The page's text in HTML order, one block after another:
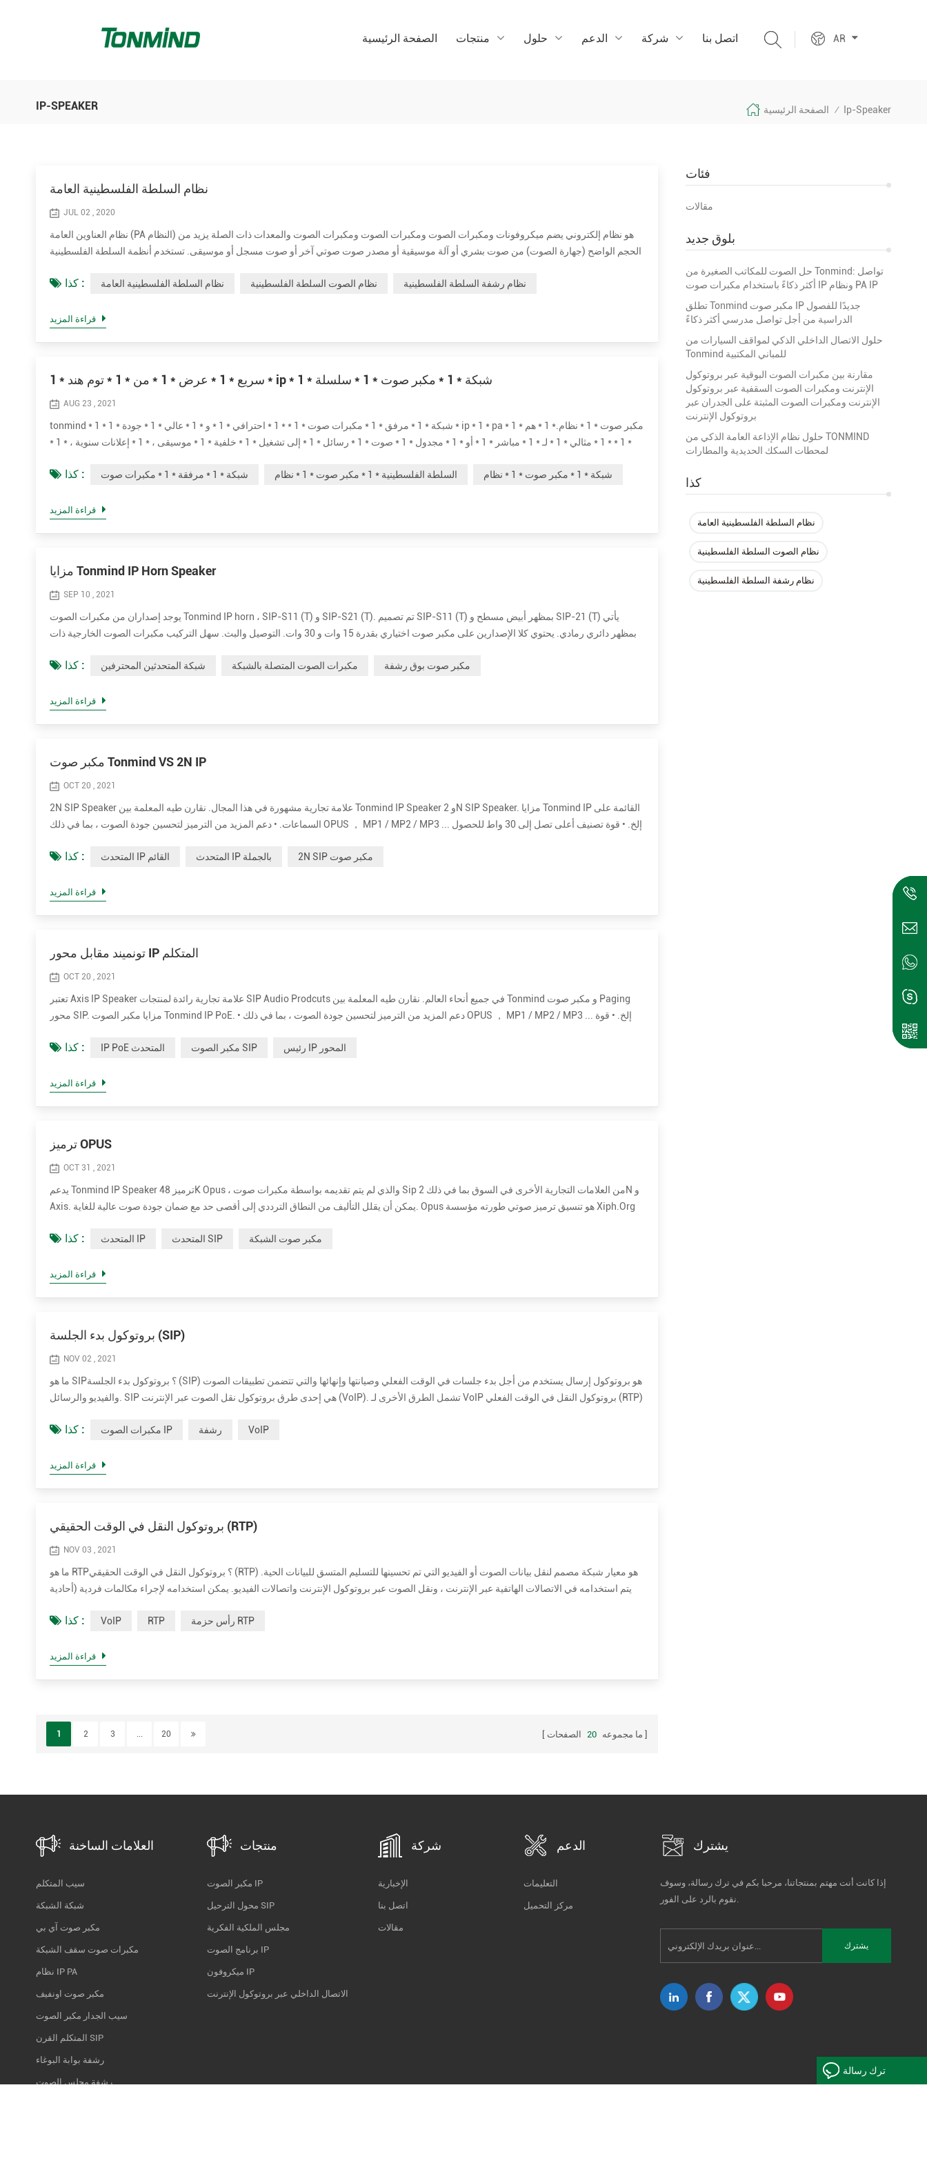
AR الصفحة الرئيسية منتجات حلول الدعم شركة اتصل بنا
IP-SPEAKER الصفحة الرئيسية / Ip-Speaker
فئات
مقالات
بلوق جديد
حل الصوت للمكاتب الصغيرة من Tonmind: تواصل
أكثر ذكاءً باستخدام مكبرات صوت IP ونظام PA IP
تطلق Tonmind مكبر صوت IP جديدًا للفصول
الدراسية من أجل تواصل مدرسي أكثر ذكاءً
حلول الاتصال الداخلي الذكي لمواقف السيارات من
Tonmind للمباني المكتبية
مقارنة بين مكبرات الصوت البوقية عبر بروتوكول
الإنترنت ومكبرات الصوت السقفية عبر بروتوكول
الإنترنت ومكبرات الصوت المثبتة على الجدران عبر
بروتوكول الإنترنت
حلول نظام الإذاعة العامة الذكي من TONMIND
لمحطات السكك الحديدية والمطارات
كذا
نظام السلطة الفلسطينية العامة
نظام الصوت السلطة الفلسطينية
نظام رشفة السلطة الفلسطينية
نظام السلطة الفلسطينية العامة
JUL 02 , 2020
نظام العناوين العامة (PA النظام) هو نظام إلكتروني يضم ميكروفونات ومكبرات الصوت ومكبرات الصوت ومكبرات الصوت والمعدات ذات الصلة يزيد من
الحجم الواضح (جهارة الصوت) من صوت بشري أو آلة موسيقية أو مصدر صوت صوتي آخر أو صوت مسجل أو موسيقى. تستخدم أنظمة السلطة الفلسطينية
كذا : نظام السلطة الفلسطينية العامة نظام الصوت السلطة الفلسطينية نظام رشفة السلطة الفلسطينية
قراءة المزيد
سريع * 1 * عرض * 1 * من * 1 * توم هند * 1 * ip * 1 * شبكة * 1 * مكبر صوت * 1 * سلسلة
AUG 23 , 2021
tonmind * 1 * شبكة * 1 * مرفق * 1 * مكبرات صوت * 1 * * 1 * احترافي * 1 * و * 1 * عالي * 1 * جودة * 1 * ip * 1 * pa * 1 * مكبر صوت * 1 * نظام.* 1 * هم
* 1 * * 1 * مثالي * 1 * لـ * 1 * مباشر * 1 * أو * 1 * مجدول * 1 * صوت * 1 * رسائل * 1 * إلى تشغيل * 1 * خلفية * 1 * موسيقى ، * 1 * إعلانات سنوية ، * 1 *
كذا : شبكة * 1 * مرفقة * 1 * مكبرات صوت السلطة الفلسطينية * 1 * مكبر صوت * 1 * نظام شبكة * 1 * مكبر صوت * 1 * نظام
قراءة المزيد
مزايا Tonmind IP Horn Speaker
SEP 10 , 2021
يوجد إصداران من مكبرات الصوت Tonmind IP horn ، SIP-S11 (T) و SIP-S21 (T). تم تصميم SIP-S11 (T) بمظهر أبيض مسطح و SIP-21 (T) يأتي
بمظهر دائري رمادي. يحتوي كلا الإصدارين على مكبر صوت اختياري بقدرة 15 وات و 30 وات. التوصيل والبث. سهل التركيب مكبرات الصوت الخارجية ذات
كذا : شبكة المتحدثين المحترفين مكبرات الصوت المتصلة بالشبكة مكبر صوت بوق رشفة
قراءة المزيد
مكبر صوت Tonmind VS 2N IP
OCT 20 , 2021
2N SIP Speaker علامة تجارية مشهورة في هذا المجال. نقارن طيه المعلمة بين Tonmind IP Speaker و 2N SIP Speaker. مزايا Tonmind IP القائمة على
السماعات. • دعم المزيد من الترميز لتحسين جودة الصوت ، بما في ذلك OPUS ， MP1 / MP2 / MP3 ... إلخ. • قوة تصنيف أعلى تصل إلى 30 واط للحصول
كذا : المتحدث IP القائم المتحدث IP بالجملة 2N SIP مكبر صوت
قراءة المزيد
تونميند مقابل محور IP المتكلم
OCT 20 , 2021
تعتبر Axis IP Speaker علامة تجارية رائدة لمنتجات SIP Audio Prodcuts في جميع أنحاء العالم. نقارن طيه المعلمة بين Tonmind و مكبر صوت Paging
محور SIP. مزايا مكبر الصوت Tonmind IP PoE. • دعم المزيد من الترميز لتحسين جودة الصوت ، بما في ذلك OPUS ， MP1 / MP2 / MP3 ... إلخ. • قوة
كذا : IP PoE المتحدث مكبر الصوت SIP رئيس IP المحور
قراءة المزيد
ترميز OPUS
OCT 31 , 2021
يدعم Tonmind IP Speaker ترميز 48K Opus ، والذي لم يتم تقديمه بواسطة مكبرات صوت Sip من العلامات التجارية الأخرى في السوق بما في ذلك 2N و
Axis. يمكن أن يقلل التأليف من النطاق الترددي إلى أقصى حد مع ضمان جودة صوت عالية للغاية. Opus هو تنسيق ترميز صوتي طورته مؤسسة Xiph.Org
كذا : المتحدث IP المتحدث SIP مكبر صوت الشبكة
قراءة المزيد
بروتوكول بدء الجلسة (SIP)
NOV 02 , 2021
ما هو SIP؟ بروتوكول بدء الجلسة (SIP) هو بروتوكول إرسال يستخدم من أجل بدء جلسات في الوقت الفعلي وصيانتها وإنهائها والتي تتضمن تطبيقات الصوت
والفيديو والرسائل. SIP هي إحدى طرق بروتوكول نقل الصوت عبر الإنترنت (VoIP). تشمل الطرق الأخرى لـ VoIP بروتوكول النقل في الوقت الفعلي (RTP)
كذا : مكبرات الصوت IP رشفة VoIP
قراءة المزيد
بروتوكول النقل في الوقت الحقيقي (RTP)
NOV 03 , 2021
ما هو RTP؟ بروتوكول النقل في الوقت الحقيقي (RTP) هو معيار شبكة مصمم لنقل بيانات الصوت أو الفيديو التي تم تحسينها للتسليم المتسق للبيانات الحية.
يتم استخدامه في الاتصالات الهاتفية عبر الإنترنت ، ونقل الصوت عبر بروتوكول الإنترنت واتصالات الفيديو. يمكن استخدامه لإجراء مكالمات فردية (أحادية
كذا : VoIP RTP رأس حزمة RTP
قراءة المزيد
1 2 3 ... 20 ما مجموعه 20 الصفحات
العلامات الساخنة
سيب المتكلم
شبكة الشبكة
مكبر صوت آي بي
مكبرات صوت سقف الشبكة
نظام IP PA
مكبر صوت اونفيف
سيب الجدار مكبر الصوت
المتكلم القرن SIP
رشفة بوابة البوغاء
رشفة مجلس الصوت
منتجات
مكبر الصوت IP
محول الترحيل SIP
مجلس الملكية الفكرية
برنامج الصوت IP
ميكروفون IP
الاتصال الداخلي عبر بروتوكول الإنترنت
شركة
الإخبارية
اتصل بنا
مقالات
الدعم
التعليمات
مركز التحميل
يشترك
إذا كانت أنت مهتم بمنتجاتنا، مرحبا بكم في ترك رسالة، وسوف
نقوم بالرد على الفور.
ترك رسالة